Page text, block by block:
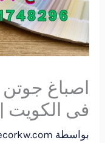
اصباغ
فى الكويت | 51748296
بواسطة